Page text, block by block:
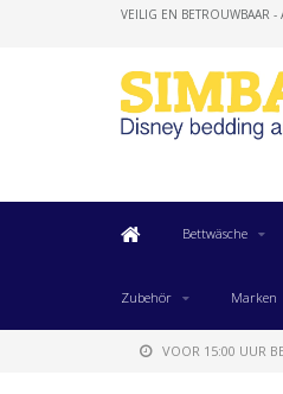
VEILIG EN BETROUWBAAR
Bettwäsche
Zubehör Marken
VOOR 15:00 UUR